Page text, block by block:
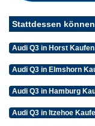
Stattdessen
Audi Q3 in Horst
Audi Q3 in Elmshorn
Audi Q3 in Hamburg
Audi Q3 in Itzehoe